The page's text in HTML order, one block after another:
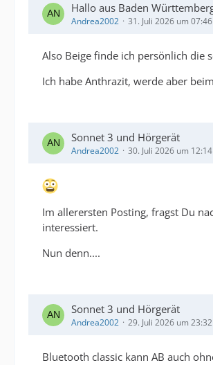
Hallo aus Baden
Andrea2002 31. Juli 2026 um 07:46
Also Beige finde ich persönlich die
Ich habe Anthrazit, werde aber
Sonnet 3 und Hörgerät
Andrea2002 30. Juli 2026 um 12:14
Im allerersten Posting, fragst Du
interessiert.
Nun denn....
Sonnet 3 und Hörgerät
Andrea2002 29. Juli 2026 um 23:32
Bluetooth classic kann AB auch